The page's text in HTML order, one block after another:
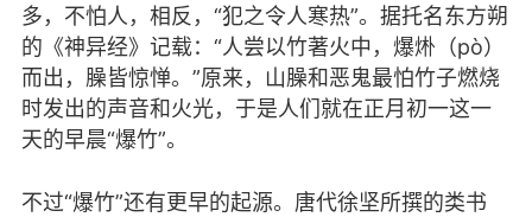
sir
08-30 16:25 手机端 公开内容
年，野太久，单身狗🐶，无处走。
多，不怕人，相反，“犯之令人寒热”。据托名东方朔
的《神异经》记载：“人尝以竹著火中，爆烞（pò）
而出，臊皆惊惮。”原来，山臊和恶鬼最怕竹子燃烧
时发出的声音和火光，于是人们就在正月初一这一
天的早晨“爆竹”。
不过“爆竹”还有更早的起源。唐代徐坚所撰的类书